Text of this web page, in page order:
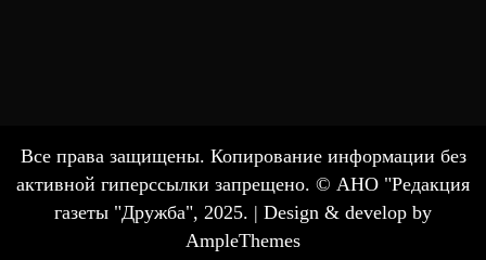
Все права защищены. Копирование информации без
активной гиперссылки запрещено. © АНО "Редакция
газеты "Дружба", 2025. | Design & develop by
AmpleThemes